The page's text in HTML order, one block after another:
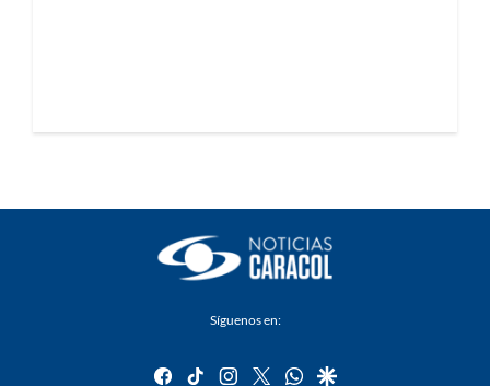
Síguenos en:
facebook
tiktok instagram
twitterwhatsapp
google